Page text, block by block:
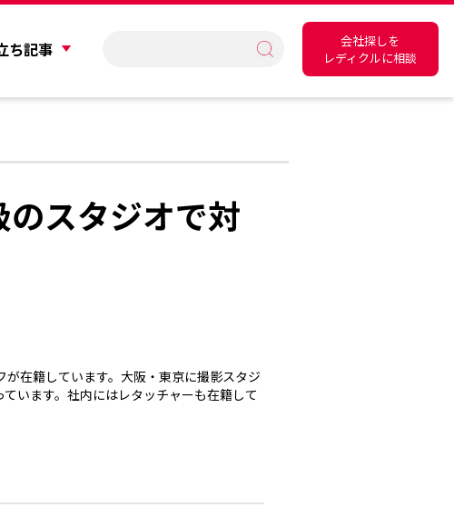
ち記事
会社探しを
レディクルに相談
のスタジオで対
在籍しています。大阪・東京に撮影スタジ
います。社内にはレタッチャーも在籍して